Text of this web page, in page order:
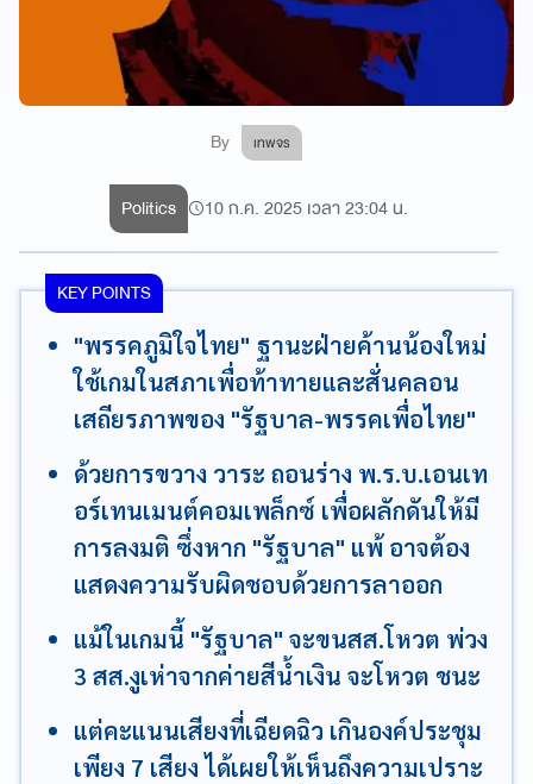
By เทพจร
Politics 10 ก.ค. 2025 เวลา 23:04 น.
KEY POINTS
"พรรคภูมิใจไทย" ฐานะฝ่ายค้านน้องใหม่
ใช้เกมในสภาเพื่อท้าทายและสั่นคลอน
เสถียรภาพของ "รัฐบาล-พรรคเพื่อไทย"
ด้วยการขวาง วาระ ถอนร่าง พ.ร.บ.เอนเท
อร์เทนเมนต์คอมเพล็กซ์ เพื่อผลักดันให้มี
การลงมติ ซึ่งหาก "รัฐบาล" แพ้ อาจต้อง
แสดงความรับผิดชอบด้วยการลาออก
แม้ในเกมนี้ "รัฐบาล" จะขนสส.โหวต พ่วง
3 สส.งูเห่าจากค่ายสีน้ำเงิน จะโหวต ชนะ
แต่คะแนนเสียงที่เฉียดฉิว เกินองค์ประชุม
เพียง 7 เสียง ได้เผยให้เห็นถึงความเปราะ